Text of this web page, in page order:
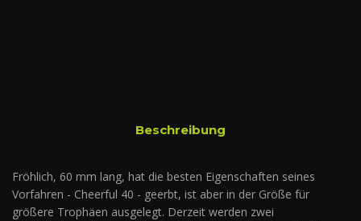
Beschreibung
Fröhlich, 60 mm lang, hat die besten Eigenschaften seines
Vorfahren - Cheerful 40 - geerbt, ist aber in der Größe für
größere Trophäen ausgelegt. Derzeit werden zwei